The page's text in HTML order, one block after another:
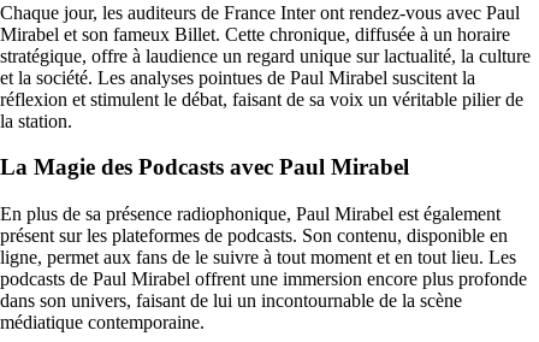
Chaque jour, les auditeurs de France Inter ont rendez-vous avec Paul
Mirabel et son fameux Billet. Cette chronique, diffusée à un horaire
stratégique, offre à laudience un regard unique sur lactualité, la culture
et la société. Les analyses pointues de Paul Mirabel suscitent la
réflexion et stimulent le débat, faisant de sa voix un véritable pilier de
la station.
La Magie des Podcasts avec Paul Mirabel
En plus de sa présence radiophonique, Paul Mirabel est également
présent sur les plateformes de podcasts. Son contenu, disponible en
ligne, permet aux fans de le suivre à tout moment et en tout lieu. Les
podcasts de Paul Mirabel offrent une immersion encore plus profonde
dans son univers, faisant de lui un incontournable de la scène
médiatique contemporaine.